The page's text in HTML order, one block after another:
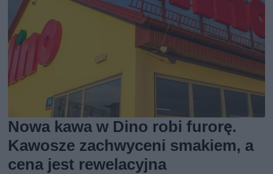
Nowa kawa w Dino robi furorę.
Kawosze zachwyceni smakiem, a
cena jest rewelacyjna